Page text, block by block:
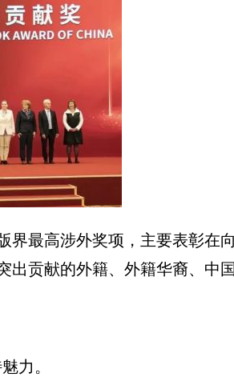
最高涉外奖项，主要表彰在
出贡献的外籍、外籍华裔、中
力。